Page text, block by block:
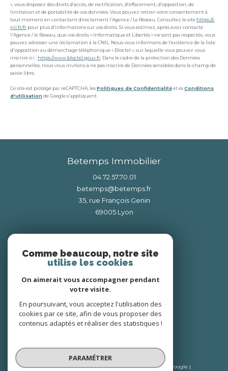
», vous disposez des droits d’accès, de rectification, d’effacement, d’opposition, de
limitation et de portabilité de vos données. Vous pouvez retirer votre consentement à
tout moment en contactant directement l’Agence / Le Réseau. Consultez le site https://c
nil.fr/fr pour plus d’informations sur vos droits. Si vous estimez, après avoir contacté
l'Agence / le Réseau, que vos droits « Informatique et Libertés » ne sont pas respectés, vous
pouvez adresser une réclamation à la CNIL. Nous vous informons de l’existence de la liste
d'opposition au démarchage téléphonique « Bloctel », sur laquelle vous pouvez vous
inscrire ici : https://www.bloctel.gouv.fr . Dans le cadre de la protection des Données
personnelles, nous vous invitons à ne pas inscrire de Données sensibles dans le champ de
saisie libre.
Ce site est protégé par reCAPTCHA, lesPolitiques de Confidentialitéet esConditions
d'utilisation de Google s'appliquent.
Betemps Immobilier
04.72.57.70.01
betemps@betemps.fr
35, rue François Genin
69005 lyon
Nous suivre sur
Adhérents
© 2026 | Tous droits réservés | Traduction powered by Google |
Comme beaucoup, notre site
utilise les cookies
On aimerait vous accompagner pendant
votre visite.
En poursuivant, vous acceptez l'utilisation des
cookies par ce site, afin de vous proposer des
contenus adaptés et réaliser des statistiques !
PARAMÉTRER